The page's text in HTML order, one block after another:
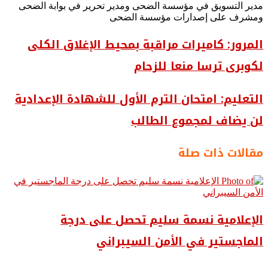
مدير التسويق في مؤسسة الضحى ومدير تحرير في بوابة الضحى
ومشرف على إصدارات مؤسسة الضحى
المرور: كاميرات مراقبة بمحيط الإغلاق الكلى
لكوبرى ترسا منعا للزحام
التعليم: امتحان الترم الأول للشهادة الإعدادية
لن يضاف لمجموع الطالب
مقالات ذات صلة
الإعلامية نسمة سليم تحصل على درجة
الماجستير في الأمن السيبراني